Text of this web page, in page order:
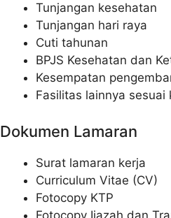
Tunjangan kesehatan
Tunjangan hari raya
Cuti tahunan
BPJS Kesehatan dan
Kesempatan
Fasilitas lainnya sesuai
Dokumen Lamaran
Surat lamaran kerja
Curriculum Vitae (CV)
Fotocopy KTP
Fotocopy Ijazah dan